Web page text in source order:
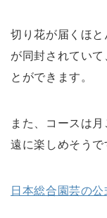
切り花が届くほと
が同封されてい
とができます。
また、コースは
遠に楽しめそうで
日本総合園芸の